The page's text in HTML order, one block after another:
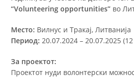
“Volunteering opportunities” во
Место: Вилнус и Тракај, Литванија
Период: 20.07.2024 – 20.07.2025
За проектот:
Проектот нуди волонтерски